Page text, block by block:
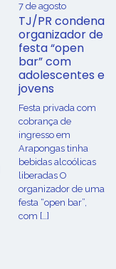
7 de agosto
TJ/PR condena
organizador de
festa “open
bar” com
adolescentes e
jovens
Festa privada com
cobrança de
ingresso em
Arapongas tinha
bebidas alcoólicas
liberadas O
organizador de uma
festa “open bar”,
com […]